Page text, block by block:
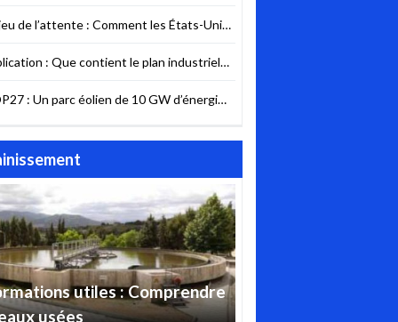
de l’attente : Comment les États-Unis
: Que contient le plan industriel
: Un parc éolien de 10 GW d’énergie
utiles : Comprendre
usées